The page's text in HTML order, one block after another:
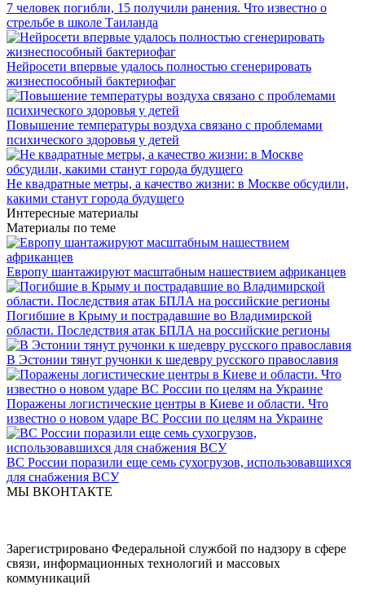
7 человек погибли, 15 получили ранения. Что известно о
стрельбе в школе Таиланда
Нейросети впервые удалось полностью сгенерировать
жизнеспособный бактериофаг
Повышение температуры воздуха связано с проблемами
психического здоровья у детей
Не квадратные метры, а качество жизни: в Москве обсудили,
какими станут города будущего
Интересные материалы
Материалы по теме
Европу шантажируют масштабным нашествием африканцев
Погибшие в Крыму и пострадавшие во Владимирской
области. Последствия атак БПЛА на российские регионы
В Эстонии тянут ручонки к шедевру русского православия
Поражены логистические центры в Киеве и области. Что
известно о новом ударе ВС России по целям на Украине
ВС России поразили еще семь сухогрузов, использовавшихся
для снабжения ВСУ
МЫ ВКОНТАКТЕ
Зарегистрировано Федеральной службой по надзору в сфере
связи, информационных технологий и массовых
коммуникаций